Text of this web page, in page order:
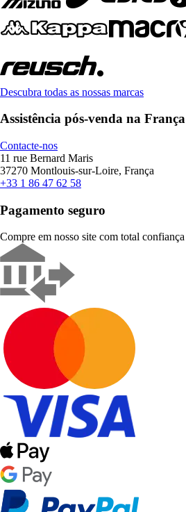
Descubra todas as nossas marcas
Assistência pós-venda na França
Contacte-nos
11 rue Bernard Maris
37270 Montlouis-sur-Loire, França
+33 1 86 47 62 58
Pagamento seguro
Compre em nosso site com total confiança